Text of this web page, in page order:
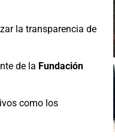
la transparencia de
de la Fundación
como los